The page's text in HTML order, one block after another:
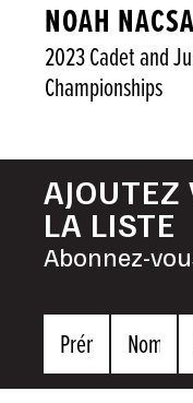
NOAH NACSA
2023 Cadet and
Championships
LA LISTE
Abonnez-
PrénomNom